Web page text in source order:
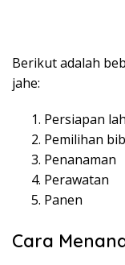
Berikut adalah
jahe:
Persiapan
Pemilihan
Penanaman
Perawatan
Panen
Cara